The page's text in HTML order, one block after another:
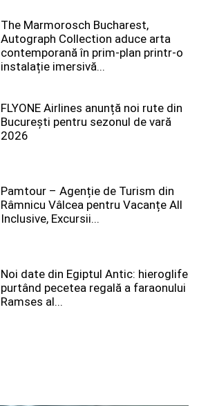
The Marmorosch Bucharest,
Autograph Collection aduce arta
contemporană în prim-plan printr-o
instalație imersivă...
FLYONE Airlines anunță noi rute din
București pentru sezonul de vară
2026
Pamtour – Agenție de Turism din
Râmnicu Vâlcea pentru Vacanțe All
Inclusive, Excursii...
Noi date din Egiptul Antic: hieroglife
purtând pecetea regală a faraonului
Ramses al...